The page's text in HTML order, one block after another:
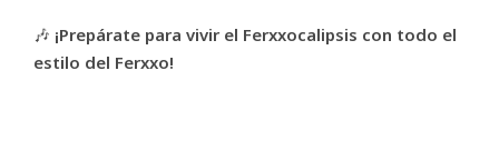
🎶 ¡Prepárate para vivir el Ferxxocalipsis con todo el
estilo del Ferxxo!